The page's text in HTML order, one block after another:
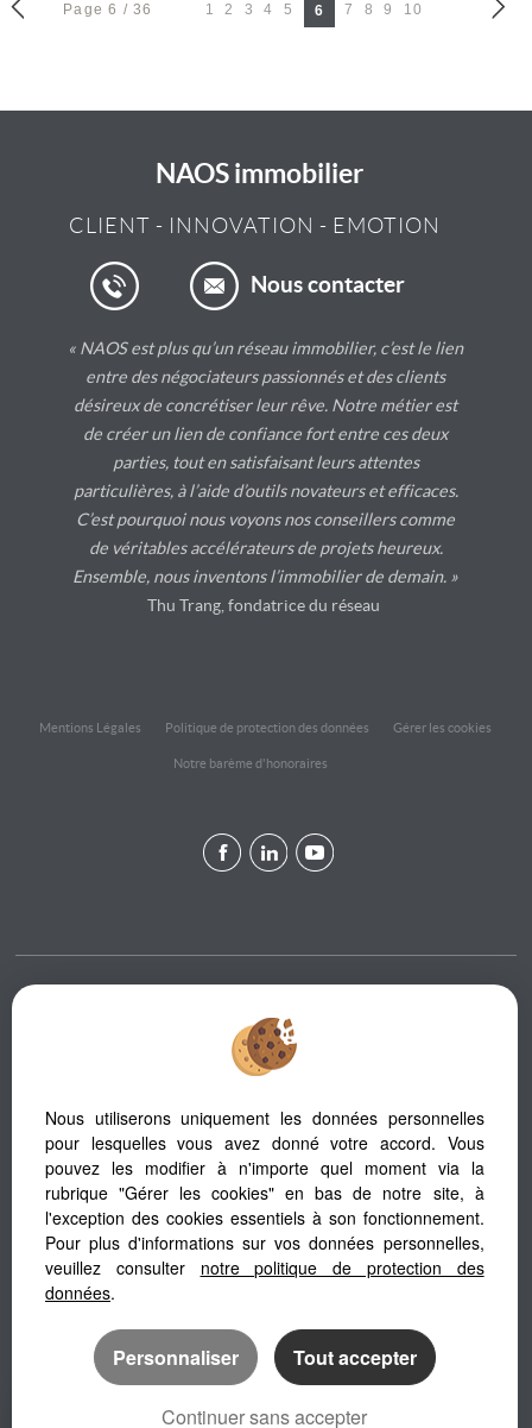
Page 6 / 36 1 2 3 4 5 6 7 8 9 10
NAOS immobilier
CLIENT - INNOVATION - EMOTION
Nous contacter
« NAOS est plus qu’un réseau immobilier, c’est le lien
entre des négociateurs passionnés et des clients
désireux de concrétiser leur rêve. Notre métier est
de créer un lien de confiance fort entre ces deux
parties, tout en satisfaisant leurs attentes
particulières, à l’aide d’outils novateurs et efficaces.
C’est pourquoi nous voyons nos conseillers comme
de véritables accélérateurs de projets heureux.
Ensemble, nous inventons l’immobilier de demain. »
Thu Trang, fondatrice du réseau
Mentions Légales Politique de protection des données Gérer les cookies
Notre barème d'honoraires
votre tablette ou votre smartphone, notre site s’adapte automatiquement
aux différents types d'écrans
Création site internet immobilier
Référencement site immobilier
Nous utiliserons uniquement les données personnelles
pour lesquelles vous avez donné votre accord. Vous
pouvez les modifier à n'importe quel moment via la
rubrique "Gérer les cookies" en bas de notre site, à
l'exception des cookies essentiels à son fonctionnement.
Pour plus d'informations sur vos données personnelles,
veuillez consulter notre politique de protection des
données.
Personnaliser Tout accepter
Continuer sans accepter